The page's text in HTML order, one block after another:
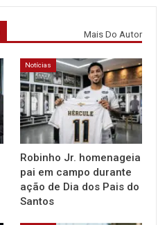
Mais Do Autor
Notícias
Robinho Jr. homenageia
pai em campo durante
ação de Dia dos Pais do
Santos